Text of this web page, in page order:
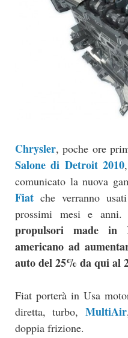
Chrysler, poche ore
Salone di Detroit 2010
comunicato la nuova
Fiat che verranno
prossimi mesi e anni.
propulsori made
americano ad
auto del 25% da qui al
Fiat porterà in Usa
diretta, turbo, MultiAir
doppia frizione.